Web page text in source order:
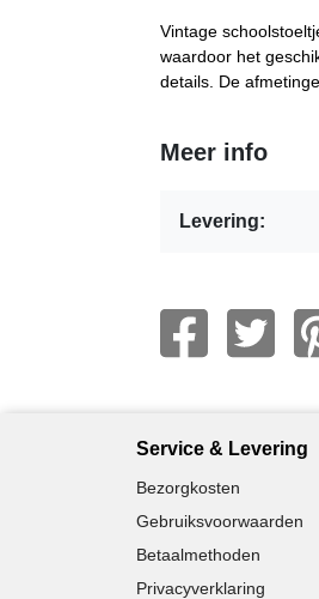
Vintage
waardoor het
details. De
Meer info
Levering:
Service & Levering
Bezorgkosten
Gebruiksvoorwaarden
Betaalmethoden
Privacyverklaring